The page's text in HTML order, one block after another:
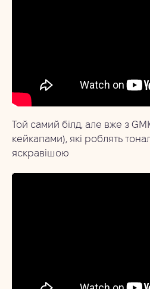
Той самий білд, але вже з
кейкапами), які роблять
яскравішою